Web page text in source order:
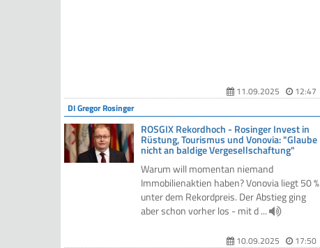
11.09.2025
12:47
DI Gregor Rosinger
ROSGIX Rekordhoch - Rosinger Invest in
Rüstung, Tourismus und Vonovia: "Glaube
nicht an baldige Vergesellschaftung"
Warum will momentan niemand
Immobilienaktien haben? Vonovia liegt 50 %
unter dem Rekordpreis. Der Abstieg ging
aber schon vorher los - mit d ...
10.09.2025
17:50